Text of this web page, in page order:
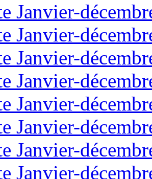
Janvier-
Janvier-
Janvier-
Janvier-
Janvier-
Janvier-
Janvier-
Janvier-